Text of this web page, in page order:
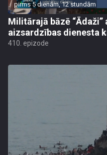
pirms 5 dienām, 12 stundām
Militārajā bāzē “Ādaži”
aizsardzības dienesta
410. epizode